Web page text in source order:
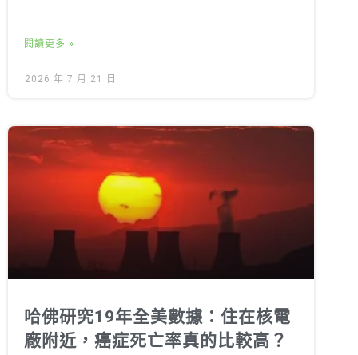
閱讀更多 »
2026 年 7 月 21 日
哈佛研究19年全美數據：住在核電
廠附近，癌症死亡率真的比較高？